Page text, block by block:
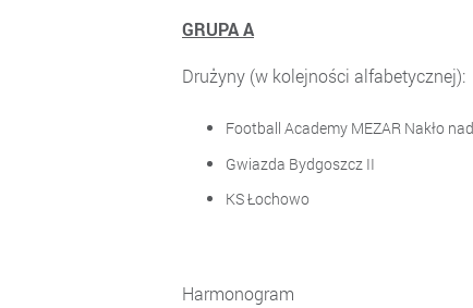
GRUPA A
Drużyny (w kolejności
Football Academy MEZAR
Gwiazda
KS Łochowo
Harmonogram